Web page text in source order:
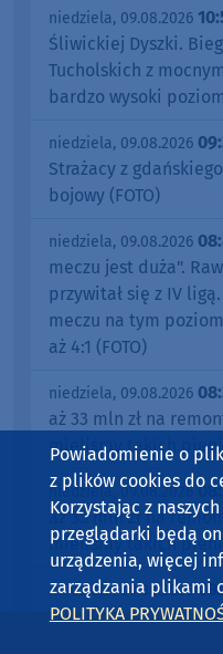
uderzyła w
niedziela, 09.08.2026
koncert z okazji 643.
niedziela, 09.08.2026
koncert z okazji 643.
niedziela, 09.08.2026
Śliwickiej Dyszki.
Tucholskich z
bardzo wysoki poziom"
niedziela, 09.08.2026
Strażacy z
niedziela, 09.08.2026
meczu jest duża".
przywitał się z IV
meczu na tym
aż 4:1 (FOTO)
Powiadomienie o
z plików cookies do
Korzystając z
przeglądarki będą
urządzenia, więcej
zarządzania plikami
POLITYKA